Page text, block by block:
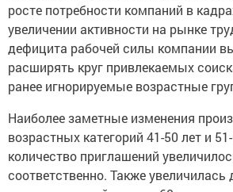
росте потребности компаний в
увеличении активности на рынке
дефицита рабочей силы компании
расширять круг привлекаемых
ранее игнорируемые возрастные
Наиболее заметные изменения
возрастных категорий 41-50 лет и
количество приглашений
соответственно. Также